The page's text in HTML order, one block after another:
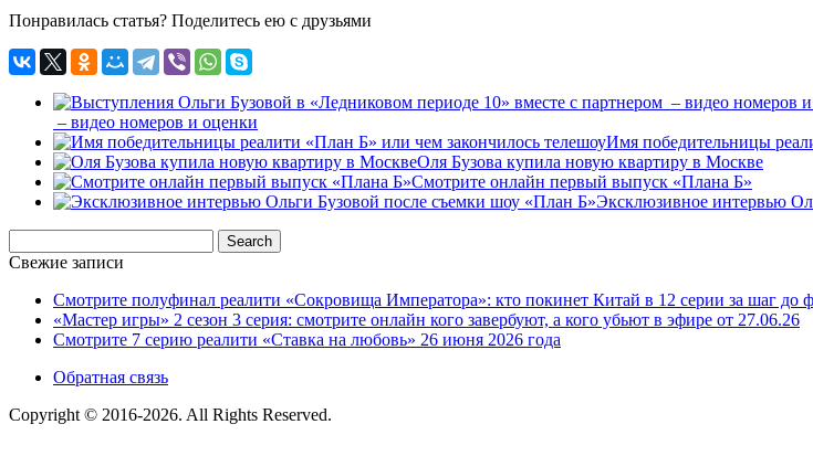
Понравилась статья? Поделитесь ею с друзьями
– видео номеров и оценки
Имя победительницы
Оля Бузова купила новую квартиру в Москве
Смотрите онлайн первый выпуск «Плана Б»
Эксклюзивное интервью
Свежие записи
Смотрите полуфинал реалити «Сокровища Императора»: кто покинет Китай в 12 серии за шаг до
«Мастер игры» 2 сезон 3 серия: смотрите онлайн кого завербуют, а кого убьют в эфире от 27.06.26
Смотрите 7 серию реалити «Ставка на любовь» 26 июня 2026 года
Обратная связь
Copyright © 2016-2026. All Rights Reserved.